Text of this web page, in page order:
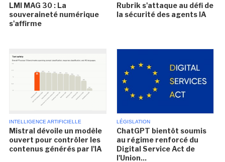
LMI MAG 30 : La
souveraineté numérique
s'affirme
Rubrik s'attaque au défi de
la sécurité des agents IA
INTELLIGENCE ARTIFICIELLE
Mistral dévoile un modèle
ouvert pour contrôler les
contenus générés par l'IA
LÉGISLATION
ChatGPT bientôt soumis
au régime renforcé du
Digital Service Act de
l'Union...